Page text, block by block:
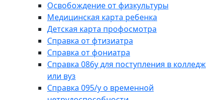
Освобождение от физкультуры
Медицинская карта ребенка
Детская карта профосмотра
Справка от фтизиатра
Справка от фониатра
Справка 086у для поступления в колледж
или вуз
Справка 095/у о временной